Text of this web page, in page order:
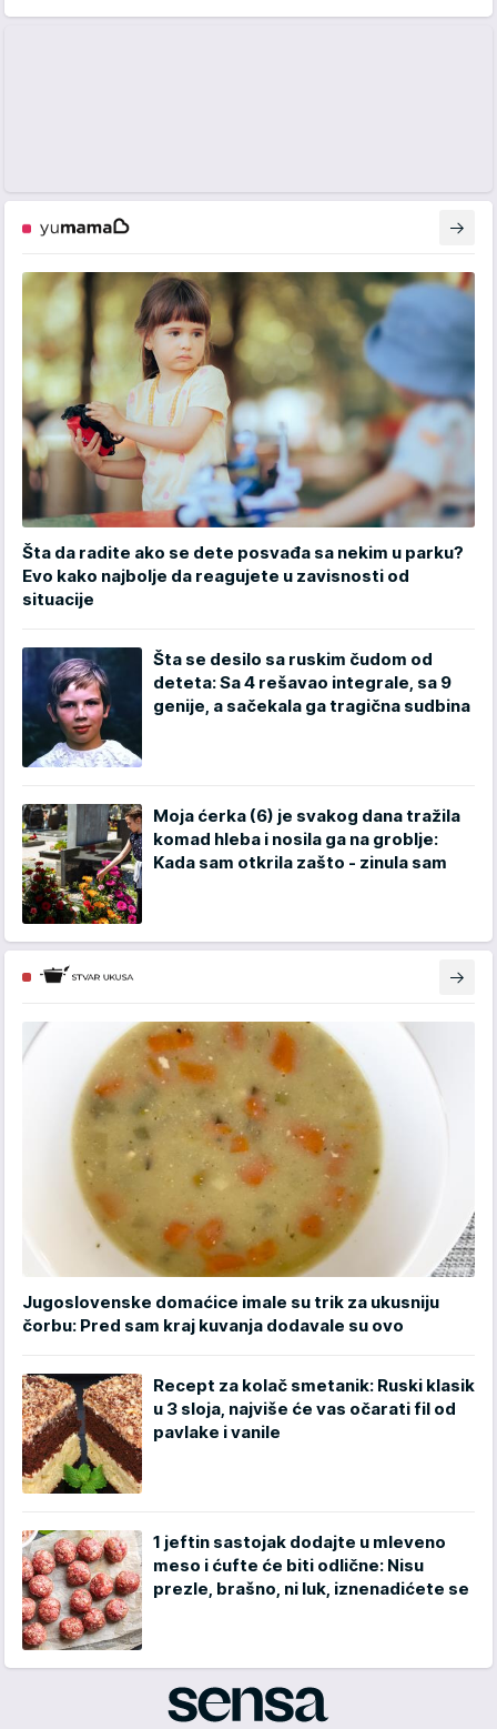
Šta da radite ako se dete posvađa sa nekim u parku?
Evo kako najbolje da reagujete u zavisnosti od
situacije
Šta se desilo sa ruskim čudom od
deteta: Sa 4 rešavao integrale, sa 9
genije, a sačekala ga tragična sudbina
Moja ćerka (6) je svakog dana tražila
komad hleba i nosila ga na groblje:
Kada sam otkrila zašto - zinula sam
Jugoslovenske domaćice imale su trik za ukusniju
čorbu: Pred sam kraj kuvanja dodavale su ovo
Recept za kolač smetanik: Ruski klasik
u 3 sloja, najviše će vas očarati fil od
pavlake i vanile
1 jeftin sastojak dodajte u mleveno
meso i ćufte će biti odlične: Nisu
prezle, brašno, ni luk, iznenadićete se